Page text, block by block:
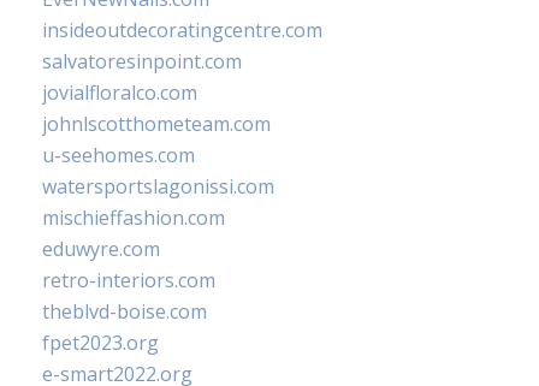
insideoutdecoratingcentre.com
salvatoresinpoint.com
jovialfloralco.com
johnlscotthometeam.com
u-seehomes.com
watersportslagonissi.com
mischieffashion.com
eduwyre.com
retro-interiors.com
theblvd-boise.com
fpet2023.org
e-smart2022.org